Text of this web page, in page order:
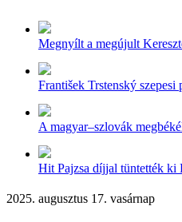
Megnyílt a megújult
František Trstenský szepesi
A magyar–szlovák
Hit Pajzsa díjjal tüntették ki
2025. augusztus 17. vasárnap